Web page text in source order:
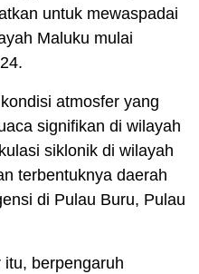
untuk mewaspadai
Maluku mulai
atmosfer yang
signifikan di wilayah
siklonik di wilayah
terbentuknya daerah
di Pulau Buru, Pulau
berpengaruh